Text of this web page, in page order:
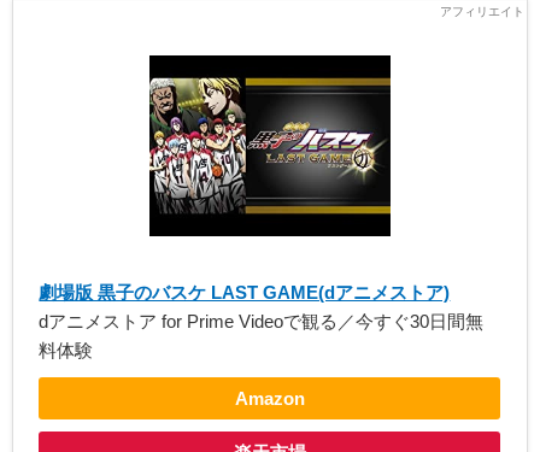
劇場版 黒子のバスケ LAST GAME(dアニメストア)
dアニメストア for Prime Videoで観る／今すぐ30日間無
料体験
Amazon